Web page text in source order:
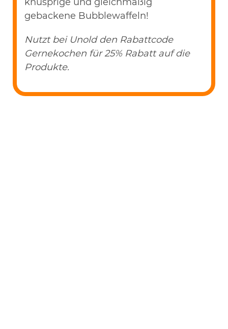
gebackene Bubblewaffeln!
Nutzt bei Unold den Rabattcode
Gernekochen für 25% Rabatt auf die
Produkte.